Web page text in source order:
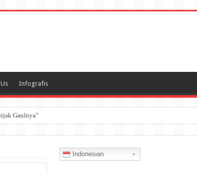
Infografis
Gaulnya”
Indonesian